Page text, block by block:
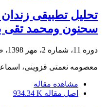
تحلیل تطبیقی
سحنون ومحمد تقی
دوره 11، شماره 2، مهر 1398، صفحه
معصومه نعمتی قزوینی،
مشاهده مقاله
اصل مقاله 934.34 K